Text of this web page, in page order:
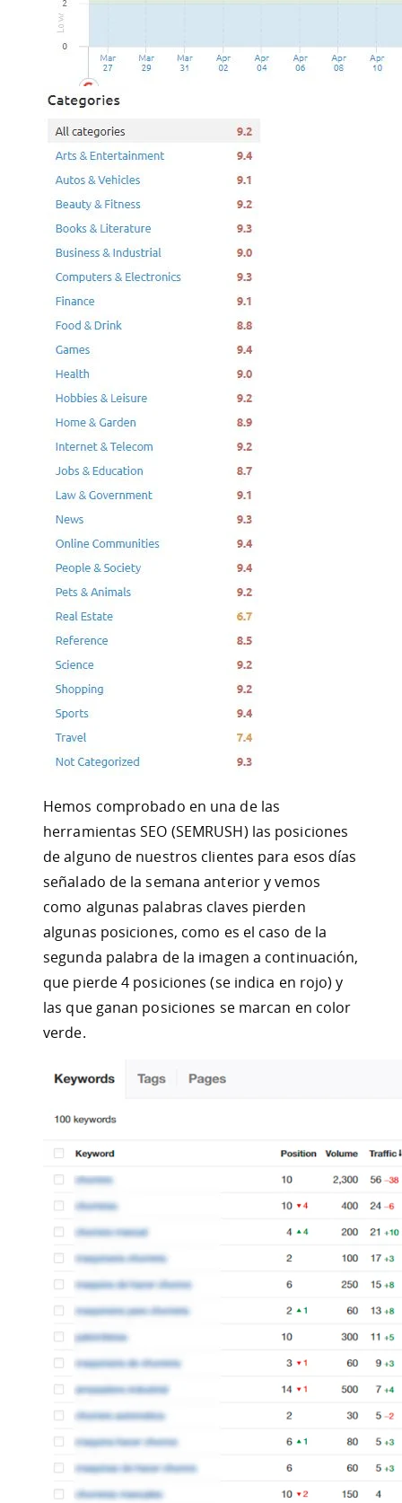
Hemos comprobado en una de las
herramientas SEO (SEMRUSH) las posiciones
de alguno de nuestros clientes para esos días
señalado de la semana anterior y vemos
como algunas palabras claves pierden
algunas posiciones, como es el caso de la
segunda palabra de la imagen a continuación,
que pierde 4 posiciones (se indica en rojo) y
las que ganan posiciones se marcan en color
verde.